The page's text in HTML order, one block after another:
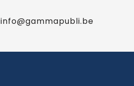
info@gammapubli.be